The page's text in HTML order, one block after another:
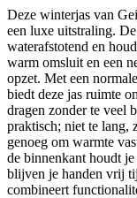
Deze winterjas van
een luxe uitstraling.
waterafstotend en
warm omsluit en een
opzet. Met een
biedt deze jas ruimte
dragen zonder te veel
praktisch; niet te lang,
genoeg om warmte
de binnenkant houdt
blijven je handen vrij
combineert